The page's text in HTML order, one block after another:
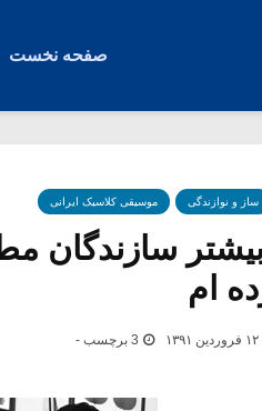
صفحه نخست
ساز و نوازندگی موسیقی کلاسیک ایرانی
سازندگان
ام
۱۲ فروردین ۱۳۹۱ 3 برچسب -